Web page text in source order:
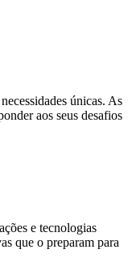
únicas. As
aos seus desafios
e tecnologias
que o preparam para